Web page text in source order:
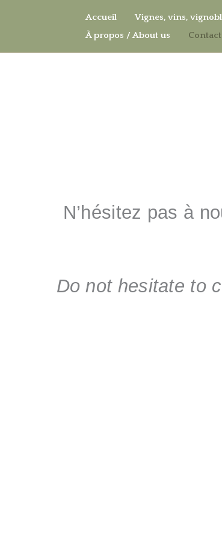
Accueil Vignes, vins,
À propos / About us
Contact
N’hésitez pas à
Do not hesitate to